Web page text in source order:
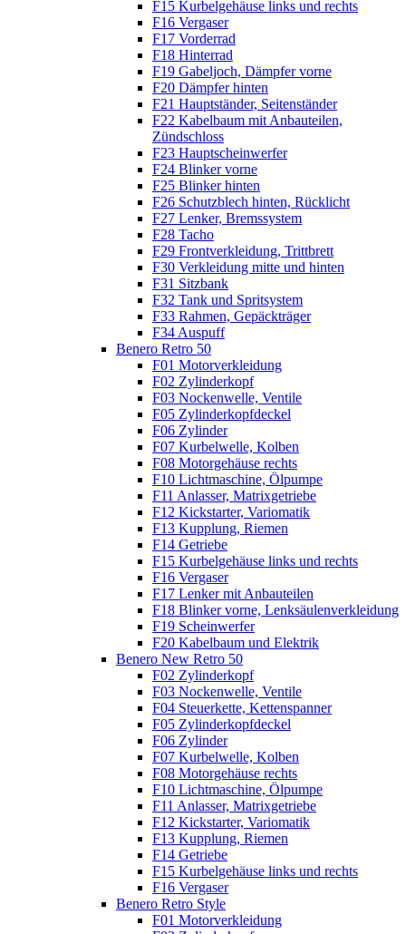
F15 Kurbelgehäuse links und rechts
F16 Vergaser
F17 Vorderrad
F18 Hinterrad
F19 Gabeljoch, Dämpfer vorne
F20 Dämpfer hinten
F21 Hauptständer, Seitenständer
F22 Kabelbaum mit Anbauteilen,
Zündschloss
F23 Hauptscheinwerfer
F24 Blinker vorne
F25 Blinker hinten
F26 Schutzblech hinten, Rücklicht
F27 Lenker, Bremssystem
F28 Tacho
F29 Frontverkleidung, Trittbrett
F30 Verkleidung mitte und hinten
F31 Sitzbank
F32 Tank und Spritsystem
F33 Rahmen, Gepäckträger
F34 Auspuff
Benero Retro 50
F01 Motorverkleidung
F02 Zylinderkopf
F03 Nockenwelle, Ventile
F05 Zylinderkopfdeckel
F06 Zylinder
F07 Kurbelwelle, Kolben
F08 Motorgehäuse rechts
F10 Lichtmaschine, Ölpumpe
F11 Anlasser, Matrixgetriebe
F12 Kickstarter, Variomatik
F13 Kupplung, Riemen
F14 Getriebe
F15 Kurbelgehäuse links und rechts
F16 Vergaser
F17 Lenker mit Anbauteilen
F18 Blinker vorne, Lenksäulenverkleidung
F19 Scheinwerfer
F20 Kabelbaum und Elektrik
Benero New Retro 50
F02 Zylinderkopf
F03 Nockenwelle, Ventile
F04 Steuerkette, Kettenspanner
F05 Zylinderkopfdeckel
F06 Zylinder
F07 Kurbelwelle, Kolben
F08 Motorgehäuse rechts
F10 Lichtmaschine, Ölpumpe
F11 Anlasser, Matrixgetriebe
F12 Kickstarter, Variomatik
F13 Kupplung, Riemen
F14 Getriebe
F15 Kurbelgehäuse links und rechts
F16 Vergaser
Benero Retro Style
F01 Motorverkleidung